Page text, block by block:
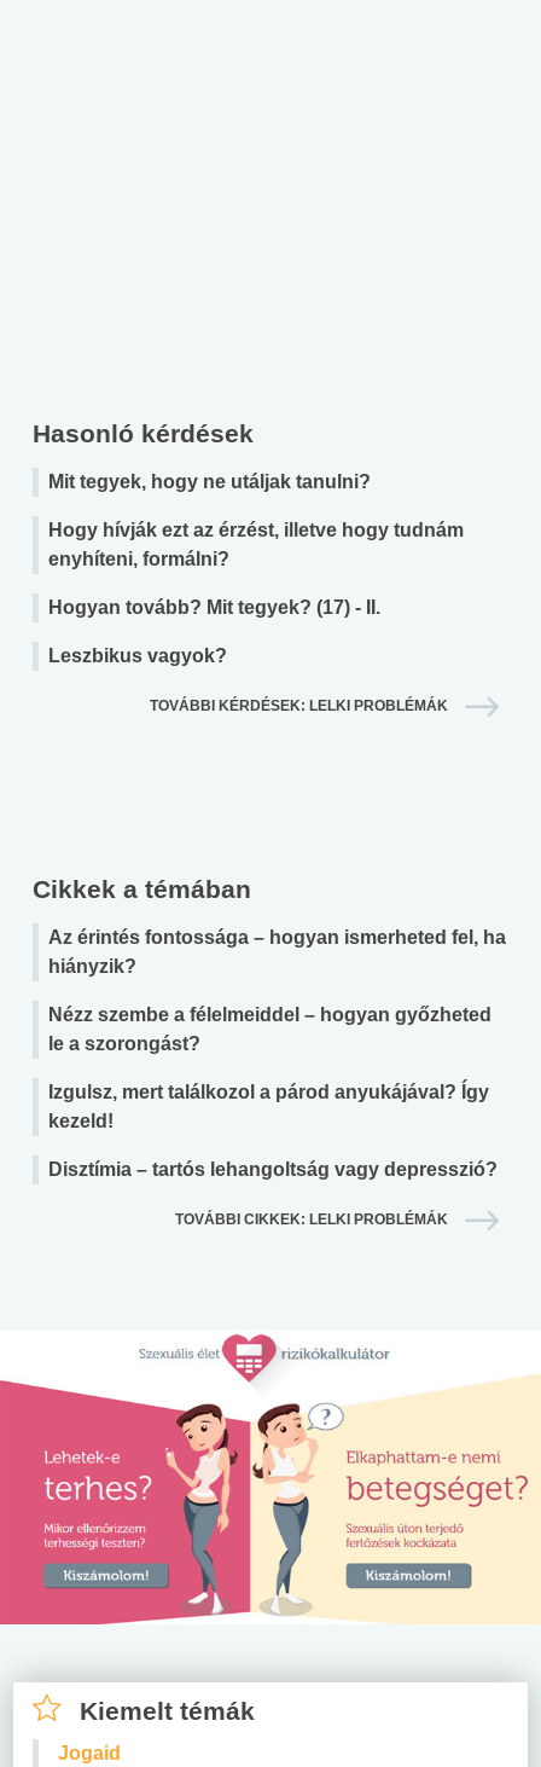
Hasonló kérdések
Mit tegyek, hogy ne utáljak tanulni?
Hogy hívják ezt az érzést, illetve hogy tudnám
enyhíteni, formálni?
Hogyan tovább? Mit tegyek? (17) - II.
Leszbikus vagyok?
TOVÁBBI KÉRDÉSEK: LELKI PROBLÉMÁK
Cikkek a témában
Az érintés fontossága – hogyan ismerheted fel, ha
hiányzik?
Nézz szembe a félelmeiddel – hogyan győzheted
le a szorongást?
Izgulsz, mert találkozol a párod anyukájával? Így
kezeld!
Disztímia – tartós lehangoltság vagy depresszió?
TOVÁBBI CIKKEK: LELKI PROBLÉMÁK
Kiemelt témák
Jogaid